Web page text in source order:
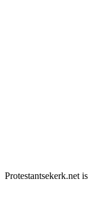
Protestantsekerk.net